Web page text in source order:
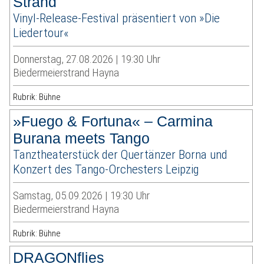
Vinyl-Release-Festival präsentiert von »Die
Liedertour«
Donnerstag, 27.08.2026 | 19:30 Uhr
Biedermeierstrand Hayna
Rubrik: Bühne
»Fuego & Fortuna« – Carmina
Burana meets Tango
Tanztheaterstück der Quertänzer Borna und
Konzert des Tango-Orchesters Leipzig
Samstag, 05.09.2026 | 19:30 Uhr
Biedermeierstrand Hayna
Rubrik: Bühne
DRAGONflies